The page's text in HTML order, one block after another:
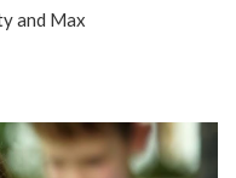
and Max